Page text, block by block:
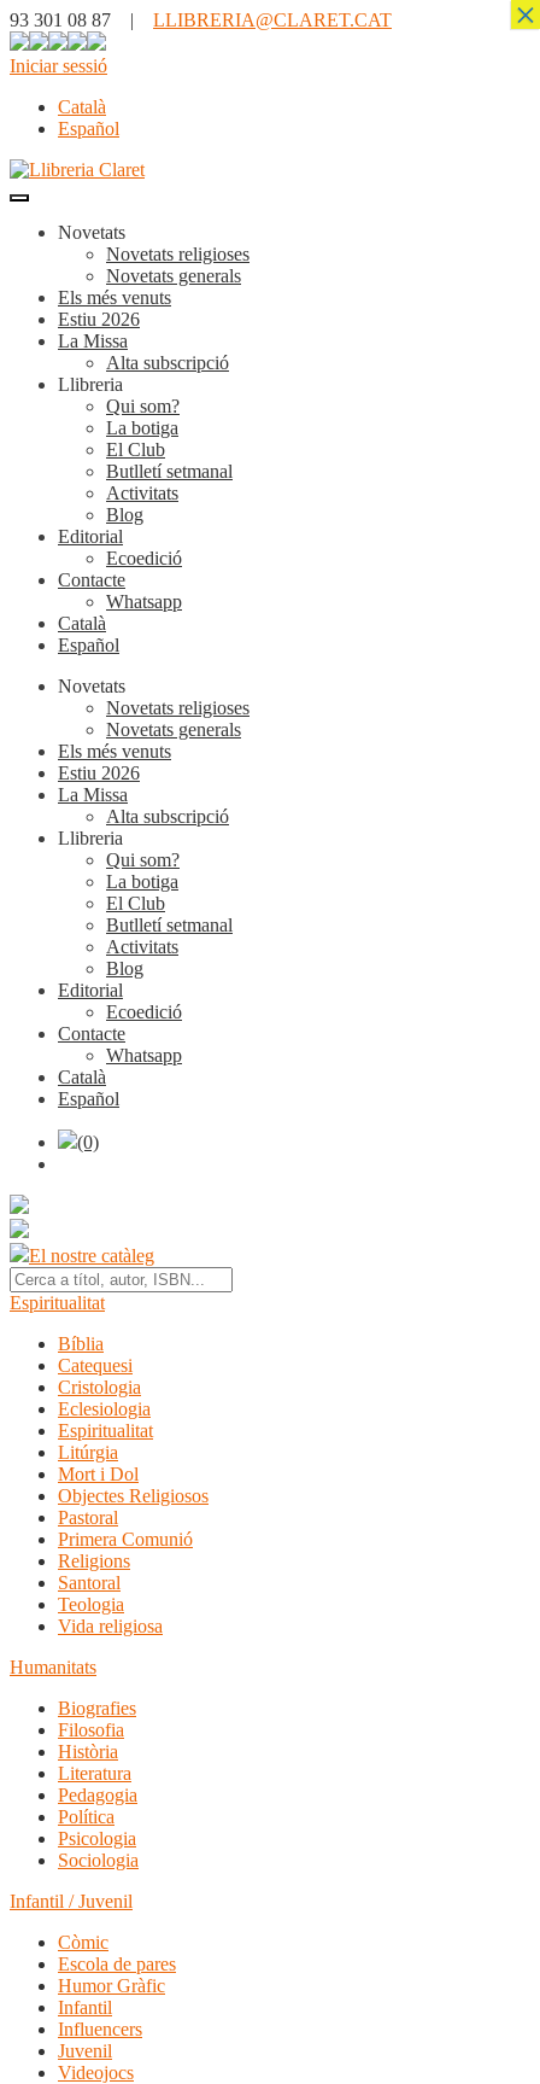
93 301 08 87 | LLIBRERIA@CLARET.CAT
Iniciar sessió
Català
Español
Novetats
Novetats religioses
Novetats generals
Els més venuts
Estiu 2026
La Missa
Alta subscripció
Llibreria
Qui som?
La botiga
El Club
Butlletí setmanal
Activitats
Blog
Editorial
Ecoedició
Contacte
Whatsapp
Català
Español
Novetats
Novetats religioses
Novetats generals
Els més venuts
Estiu 2026
La Missa
Alta subscripció
Llibreria
Qui som?
La botiga
El Club
Butlletí setmanal
Activitats
Blog
Editorial
Ecoedició
Contacte
Whatsapp
Català
Español
(0)
El nostre catàleg
Espiritualitat
Bíblia
Catequesi
Cristologia
Eclesiologia
Espiritualitat
Litúrgia
Mort i Dol
Objectes Religiosos
Pastoral
Primera Comunió
Religions
Santoral
Teologia
Vida religiosa
Humanitats
Biografies
Filosofia
Història
Literatura
Pedagogia
Política
Psicologia
Sociologia
Infantil / Juvenil
Còmic
Escola de pares
Humor Gràfic
Infantil
Influencers
Juvenil
Videojocs
×